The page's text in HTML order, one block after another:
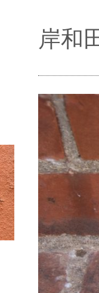
岸和